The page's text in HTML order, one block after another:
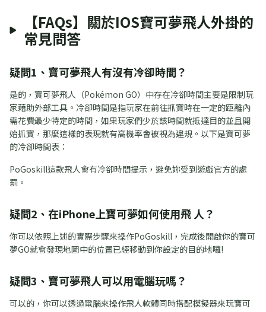
【FAQs】關於iOS寶可夢飛人外掛的
常見問答
疑問1、寶可夢飛人有沒有冷卻時間？
是的，寶可夢飛人（Pokémon GO）中存在冷卻時間主要是限制玩
家藉助外部工具。冷卻時間是指玩家在前往抓寶時在一定的距離內
需花費最少特定的時間，如果玩家們少於該時間就抵達目的並且開
始抓寶，那麼這樣的表現就有高機率會被視為違規。以下是寶可夢
的冷卻時間表：
PoGoskill這款飛人會有冷卻時間提示，避免妳受到遊戲官方的處
罰。
疑問2、在iPhone上寶可夢如何使用飛 人？
你可以依照上述的實際步驟來操作PoGoskill，完成後開啟你的寶可
夢GO就會發現地圖中的位置已經移動到你設定的目的地囉!
疑問3、寶可夢飛人可以用電腦玩嗎？
可以的，你可以透過電腦來操作飛人軟體同時搭配模擬器來玩寶可